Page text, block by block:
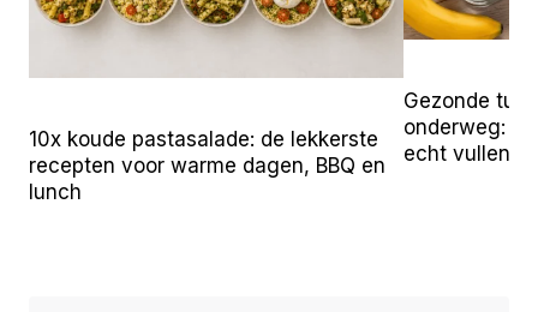
10x koude pastasalade: de lekkerste
recepten voor warme dagen, BBQ en
lunch
Gezonde
onderweg:
echt vullen